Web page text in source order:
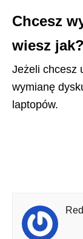
Chcesz
wiesz jak?
Jeżeli chcesz
wymianę
laptopów.